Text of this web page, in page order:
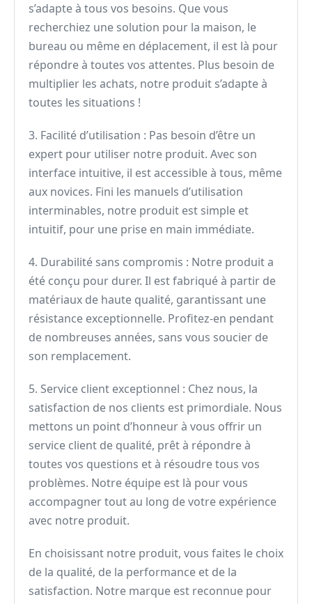
s’adapte à tous vos besoins. Que vous
recherchiez une solution pour la maison, le
bureau ou même en déplacement, il est là pour
répondre à toutes vos attentes. Plus besoin de
multiplier les achats, notre produit s’adapte à
toutes les situations !
3. Facilité d’utilisation : Pas besoin d’être un
expert pour utiliser notre produit. Avec son
interface intuitive, il est accessible à tous, même
aux novices. Fini les manuels d’utilisation
interminables, notre produit est simple et
intuitif, pour une prise en main immédiate.
4. Durabilité sans compromis : Notre produit a
été conçu pour durer. Il est fabriqué à partir de
matériaux de haute qualité, garantissant une
résistance exceptionnelle. Profitez-en pendant
de nombreuses années, sans vous soucier de
son remplacement.
5. Service client exceptionnel : Chez nous, la
satisfaction de nos clients est primordiale. Nous
mettons un point d’honneur à vous offrir un
service client de qualité, prêt à répondre à
toutes vos questions et à résoudre tous vos
problèmes. Notre équipe est là pour vous
accompagner tout au long de votre expérience
avec notre produit.
En choisissant notre produit, vous faites le choix
de la qualité, de la performance et de la
satisfaction. Notre marque est reconnue pour